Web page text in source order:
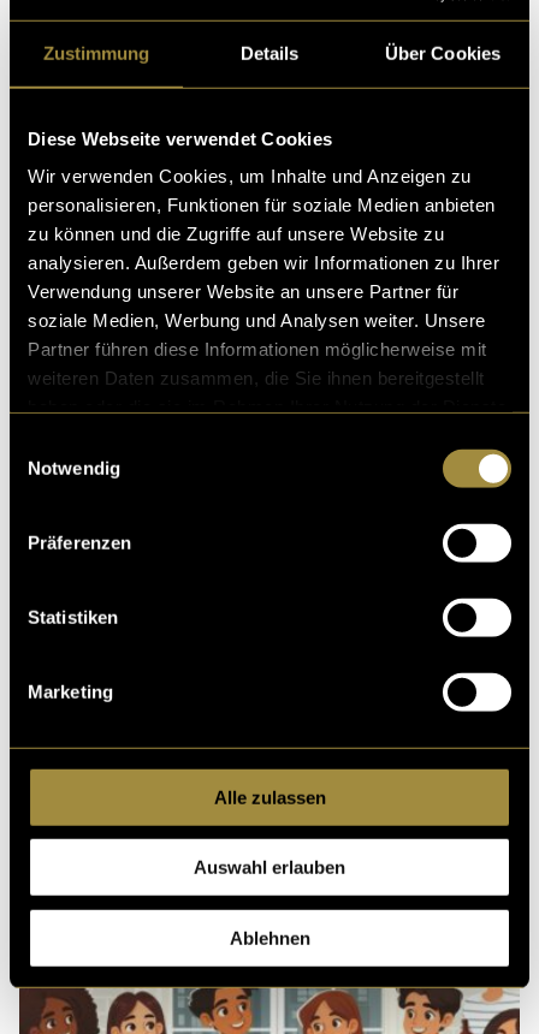
Zustimmung Details Über Cookies
Diese Webseite verwendet Cookies
Wir verwenden Cookies, um Inhalte und Anzeigen zu
personalisieren, Funktionen für soziale Medien anbieten
zu können und die Zugriffe auf unsere Website zu
analysieren. Außerdem geben wir Informationen zu Ihrer
Verwendung unserer Website an unsere Partner für
soziale Medien, Werbung und Analysen weiter. Unsere
Partner führen diese Informationen möglicherweise mit
weiteren Daten zusammen, die Sie ihnen bereitgestellt
Notwendig
Präferenzen
Statistiken
Marketing
Alle zulassen
Auswahl erlauben
Ablehnen
Wirf einen Blick in das Konzept des Slow Running
Slow Running Club Bern
(mmi)
Kritik